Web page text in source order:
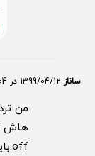
ساناز
off.باید چکار کنم؟